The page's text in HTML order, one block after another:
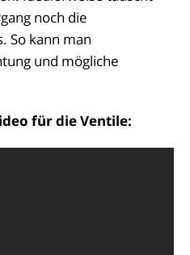
noch die
So kann man
und mögliche
für die Ventile: